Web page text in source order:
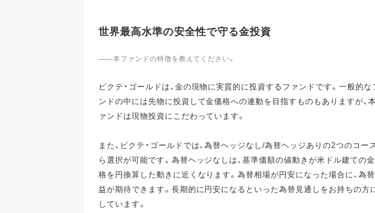
世界最高水準の安全性で守る金投資
――本ファンドの特徴を教えてください。
ピクテ・ゴールドは、金の現物に実質的に投資するファンドです。一般的な
ンドの中には先物に投資して金価格への連動を目指すものもありますが、
ァンドは現物投資にこだわっています。
また、ピクテ・ゴールドでは、為替ヘッジなし/為替ヘッジありの2つのコー
ら選択が可能です。為替ヘッジなしは、基準価額の値動きが米ドル建ての
格を円換算した動きに近くなります。為替相場が円安になった場合に、為
益が期待できます。長期的に円安になるといった為替見通しをお持ちの方
しています。